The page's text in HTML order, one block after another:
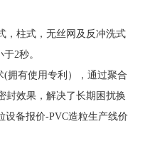
，柱式，无丝网及反冲洗式
2秒。
拥有使用专利），通过聚合
封效果，解决了长期困扰换
设备报价-PVC造粒生产线价